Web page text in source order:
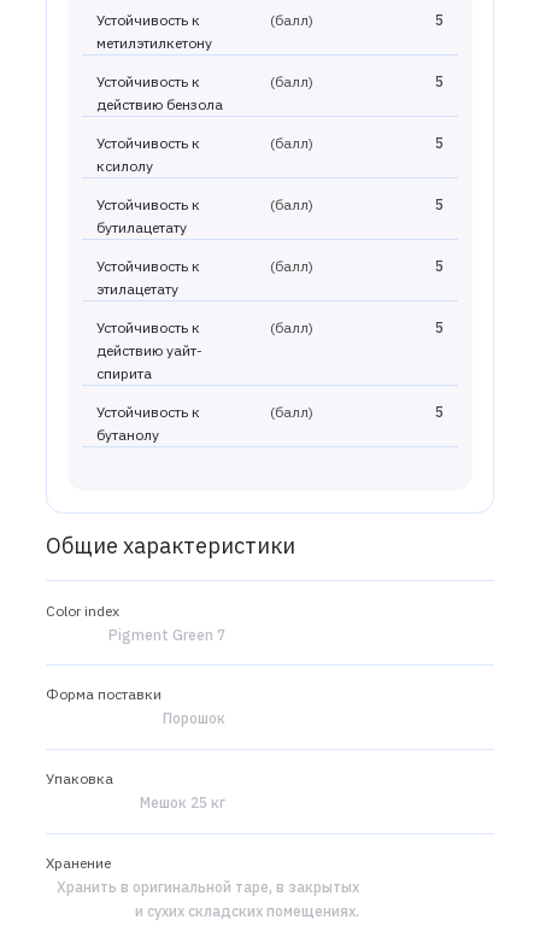
Устойчивость к
метилэтилкетону
(балл) 5
Устойчивость к
действию бензола
(балл) 5
Устойчивость к
ксилолу
(балл) 5
Устойчивость к
бутилацетату
(балл) 5
Устойчивость к
этилацетату
(балл) 5
Устойчивость к
действию уайт-
спирита
(балл) 5
Устойчивость к
бутанолу
(балл) 5
Общие характеристики
Color index
Pigment Green 7
Форма поставки
Порошок
Упаковка
Мешок 25 кг
Хранение
Хранить в оригинальной таре, в закрытых
и сухих складских помещениях.